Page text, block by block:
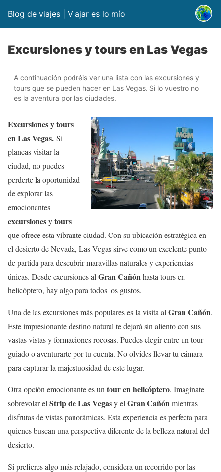
Blog de viajes | Viajar es lo mío
Excursiones y tours en Las Vegas
A continuación podréis ver una lista con las excursiones y
tours que se pueden hacer en Las Vegas. Si lo vuestro no
es la aventura por las ciudades.
Excursiones y tours
en Las Vegas. Si
planeas visitar la
ciudad, no puedes
perderte la oportunidad
de explorar las
emocionantes
excursionesytours
que ofrece esta vibrante ciudad. Con su ubicación estratégica en
el desierto de Nevada, Las Vegas sirve como un excelente punto
de partida para descubrir maravillas naturales y experiencias
únicas. Desde excursiones al Gran Cañónhasta tours en
helicóptero, hay algo para todos los gustos.
Una de las excursiones más populares es la visita al Gran Cañón.
Este impresionante destino natural te dejará sin aliento con sus
vastas vistas y formaciones rocosas. Puedes elegir entre un tour
guiado o aventurarte por tu cuenta. No olvides llevar tu cámara
para capturar la majestuosidad de este lugar.
Otra opción emocionante es un tour en helicóptero. Imagínate
sobrevolar el Strip de Las Vegasy el Gran Cañónmientras
disfrutas de vistas panorámicas. Esta experiencia es perfecta para
quienes buscan una perspectiva diferente de la belleza natural del
desierto.
Si prefieres algo más relajado, considera un recorrido por las